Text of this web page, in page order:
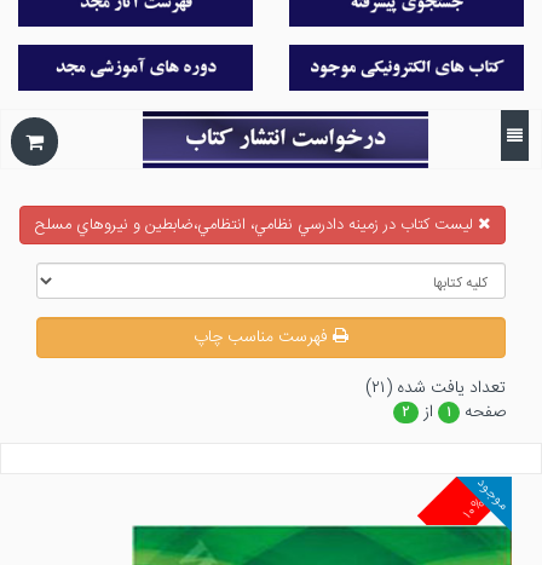
ليست كتاب در زمينه دادرسي نظامي، انتظامي،ضابطين و نيروهاي مسلح
فهرست مناسب چاپ
تعداد يافت شده (۲۱)
صفحه
۱ از ۲
۱۰%
موجود